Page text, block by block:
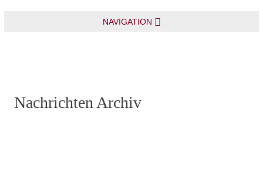
NAVIGATION
Nachrichten Archiv